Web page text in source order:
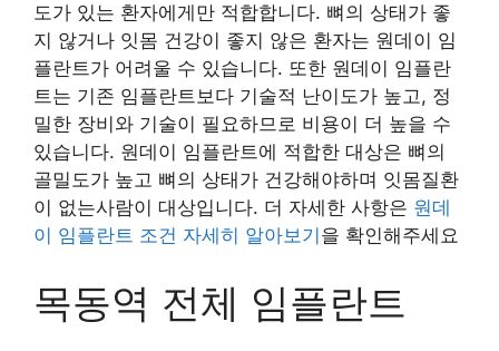
도가 있는 환자에게만 적합합니다. 뼈의 상태가 좋
지 않거나 잇몸 건강이 좋지 않은 환자는 원데이 임
플란트가 어려울 수 있습니다. 또한 원데이 임플란
트는 기존 임플란트보다 기술적 난이도가 높고, 정
밀한 장비와 기술이 필요하므로 비용이 더 높을 수
있습니다. 원데이 임플란트에 적합한 대상은 뼈의
골밀도가 높고 뼈의 상태가 건강해야하며 잇몸질환
이 없는사람이 대상입니다. 더 자세한 사항은 원데
이 임플란트 조건 자세히 알아보기 을 확인해주세요
목동역 전체 임플란트